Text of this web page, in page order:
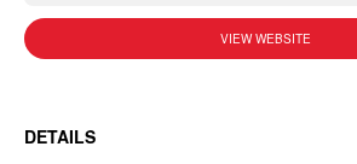
VIEW WEBSITE
DETAILS